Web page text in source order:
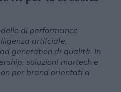
di performance
artifciale,
generation di qualità. In
soluzioni martech e
per brand orientati a